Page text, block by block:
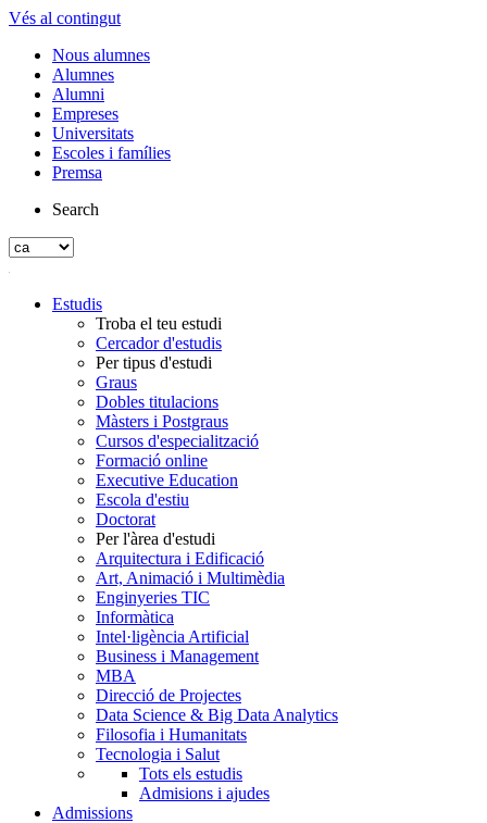
Vés al contingut
Nous alumnes
Alumnes
Alumni
Empreses
Universitats
Escoles i famílies
Premsa
Search
Estudis
Troba el teu estudi
Cercador d'estudis
Per tipus d'estudi
Graus
Dobles titulacions
Màsters i Postgraus
Cursos d'especialització
Formació online
Executive Education
Escola d'estiu
Doctorat
Per l'àrea d'estudi
Arquitectura i Edificació
Art, Animació i Multimèdia
Enginyeries TIC
Informàtica
Intel·ligència Artificial
Business i Management
MBA
Direcció de Projectes
Data Science & Big Data Analytics
Filosofia i Humanitats
Tecnologia i Salut
Tots els estudis
Admisions i ajudes
Admissions